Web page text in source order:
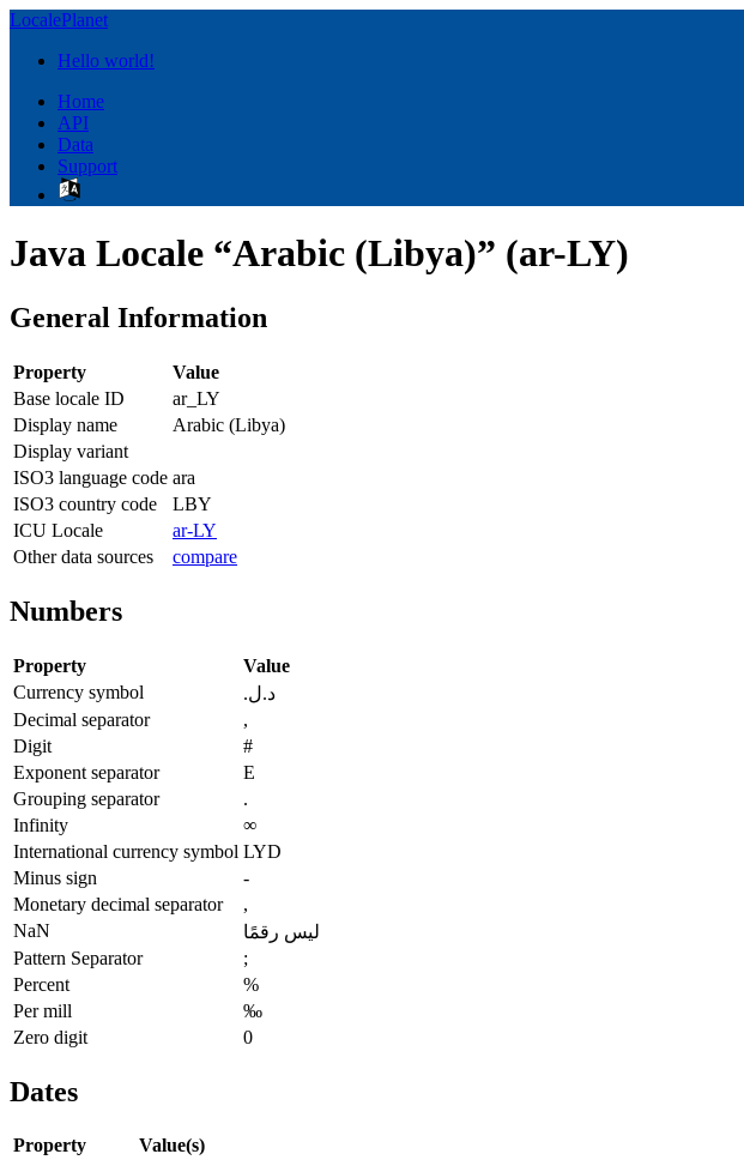
LocalePlanet
Hello world!
Home
API
Data
Support
Java Locale “Arabic (Libya)” (ar-LY)
General Information
Property
Value
Base locale ID
ar_LY
Display name
Arabic (Libya)
Display variant
ISO3 language code ara
ISO3 country code
LBY
ICU Locale
ar-LY
Other data sources
compare
Numbers
Property
Value
Currency symbol
د.ل.‏
Decimal separator
,
Digit
#
Exponent separator
E
Grouping separator
.
Infinity
∞
International currency symbol LYD
Minus sign
-
Monetary decimal separator
,
NaN
ليس رقمًا
Pattern Separator
;
Percent
%
Per mill
‰
Zero digit
0
Dates
Property
Value(s)